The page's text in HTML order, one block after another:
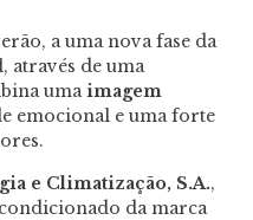
a uma nova fase da
através de uma
umaimagem
emocional e uma forte
e Climatização, S.A.,
da marca